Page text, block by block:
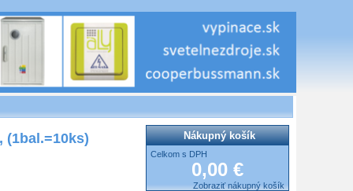
(1bal.=10ks) Nákupný košík
Celkom s DPH
0,00 €
Zobraziť nákupný košík